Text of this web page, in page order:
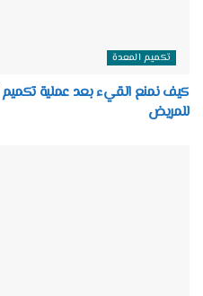
تكميم المعدة
كيف نمنع القيء بعد عملية
للمريض